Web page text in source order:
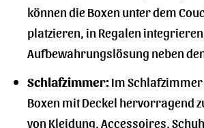
können die Boxen unter dem
platzieren, in Regalen
Aufbewahrungslösung neben
Schlafzimmer:Im
Boxen mit Deckel hervorragend
von Kleidung, Accessoires,